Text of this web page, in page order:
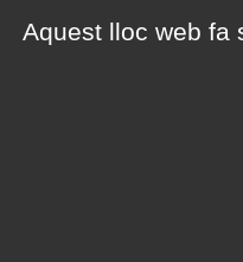
Aquest lloc web fa